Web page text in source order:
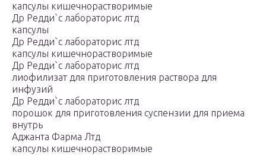
капсулы кишечнорастворимые
Др Редди`с лабораторис лтд
капсулы
Др Редди`с лабораторис лтд
капсулы кишечнорастворимые
Др Редди`с лабораторис лтд
лиофилизат для приготовления раствора для
инфузий
Др Редди`с лабораторис лтд
порошок для приготовления суспензии для приема
внутрь
Аджанта Фарма Лтд
капсулы кишечнорастворимые